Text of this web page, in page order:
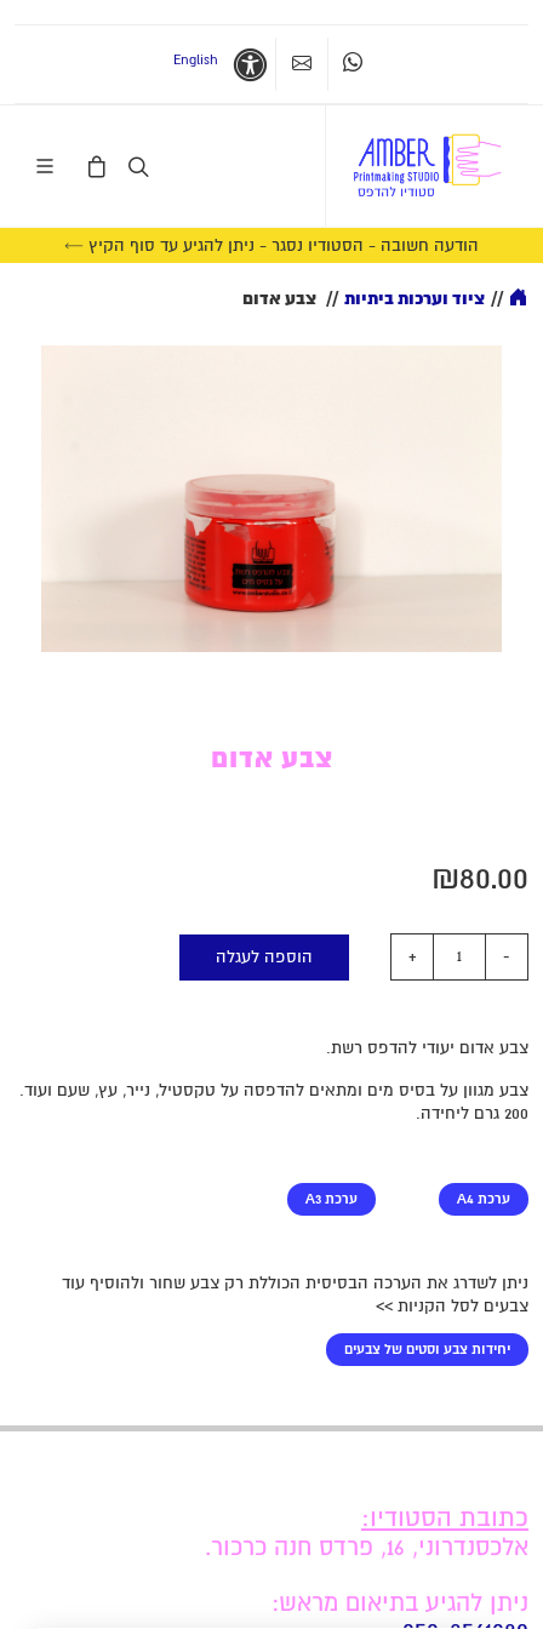
Whatsappצרו קשר נגישות
English
הודעה חשובה - הסטודיו נסגר - ניתן להגיע עד סוף הקיץ ←
// ציוד וערכות ביתיות // צבע אדום
צבע אדום
₪80.00
הוספה לעגלה
צבע אדום יעודי להדפס רשת.
צבע מגוון על בסיס מים ומתאים להדפסה על טקסטיל, נייר, עץ, שעם ועוד.
200 גרם ליחידה.
ערכת A4 ערכת A3
ניתן לשדרג את הערכה הבסיסית הכוללת רק צבע שחור ולהוסיף עוד
צבעים לסל הקניות >>
יחידות צבע וסטים של צבעים
כתובת הסטודיו:
אלכסנדרוני, 16, פרדס חנה כרכור.
ניתן להגיע בתיאום מראש: